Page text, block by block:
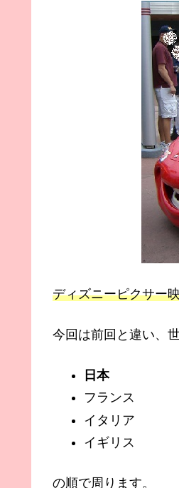
ディズニーピクサー
今回は前回と違い、
日本
フランス
イタリア
イギリス
の順で周ります。